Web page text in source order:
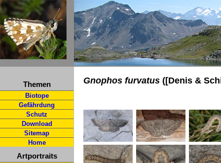
Themen
Biotope
Gefährdung
Schutz
Download
Sitemap
Home
Artportraits
Gnophos furvatus ([Denis &